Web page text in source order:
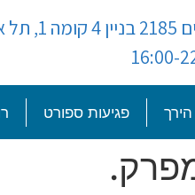
6)
פגיעות ספורט